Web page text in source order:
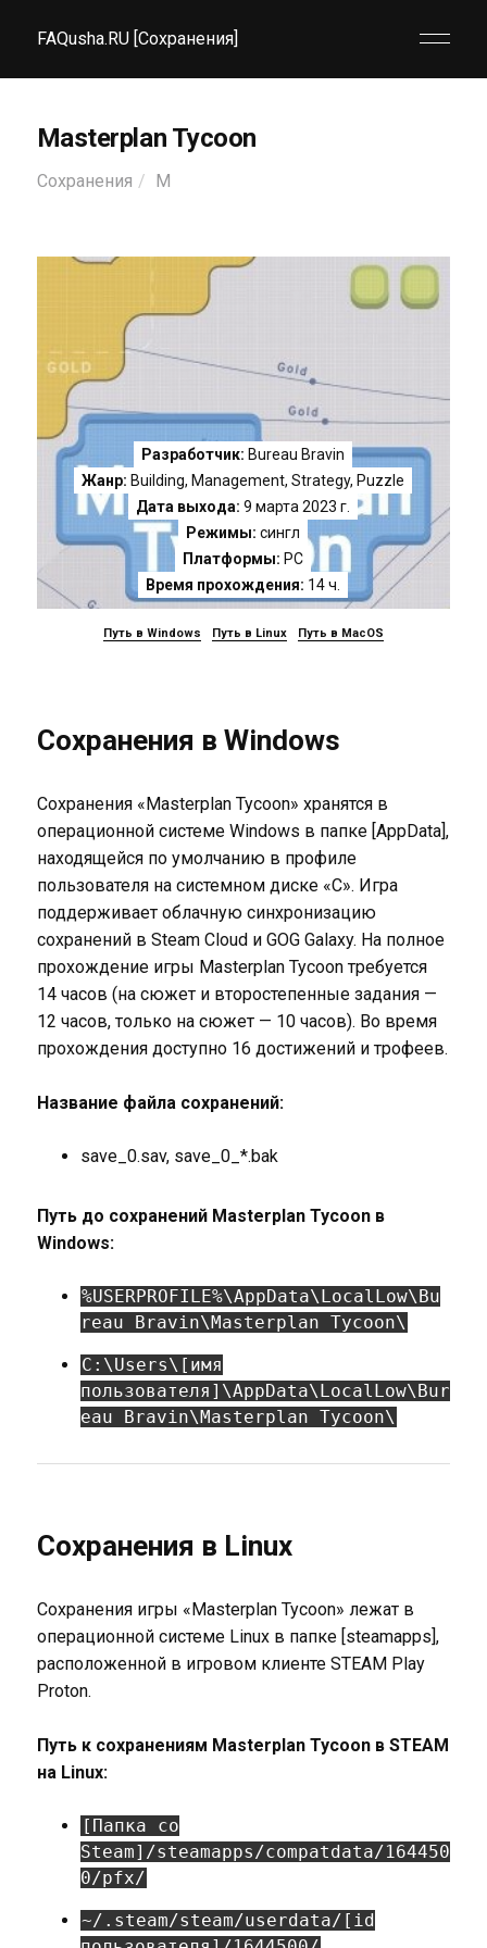
FAQusha.RU [Сохранения]
Masterplan Tycoon
Сохранения M
Разработчик: Bureau Bravin
Жанр: Building, Management,Strategy, Puzzle
Дата выхода: 9 марта 2023 г.
Режимы: сингл
Платформы: PC
Время прохождения: 14 ч.
Путь в Windows Путь в Linux Путь в MacOS
Сохранения в Windows
Сохранения «Masterplan Tycoon» хранятся в
операционной системе Windows в папке [AppData],
находящейся по умолчанию в профиле
пользователя на системном диске «C». Игра
поддерживает облачную синхронизацию
сохранений в Steam Cloud и GOG Galaxy. На полное
прохождение игры Masterplan Tycoon требуется
14 часов (на сюжет и второстепенные задания —
12 часов, только на сюжет — 10 часов). Во время
прохождения доступно 16 достижений и трофеев.
Название файла сохранений:
save_0.sav, save_0_*.bak
Путь до сохранений Masterplan Tycoon в
Windows:
%USERPROFILE%\AppData\LocalLow\Bu
reau Bravin\Masterplan Tycoon\
C:\Users\[имя
пользователя]\AppData\LocalLow\Bur
eau Bravin\Masterplan Tycoon\
Сохранения в Linux
Сохранения игры «Masterplan Tycoon» лежат в
операционной системе Linux в папке [steamapps],
расположенной в игровом клиенте STEAM Play
Proton.
Путь к сохранениям Masterplan Tycoon в STEAM
на Linux:
[Папка со
Steam]/steamapps/compatdata/164450
0/pfx/
~/.steam/steam/userdata/[id